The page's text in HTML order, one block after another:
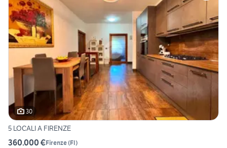
30
5 LOCALI A FIRENZE
360.000 €Firenze(FI)